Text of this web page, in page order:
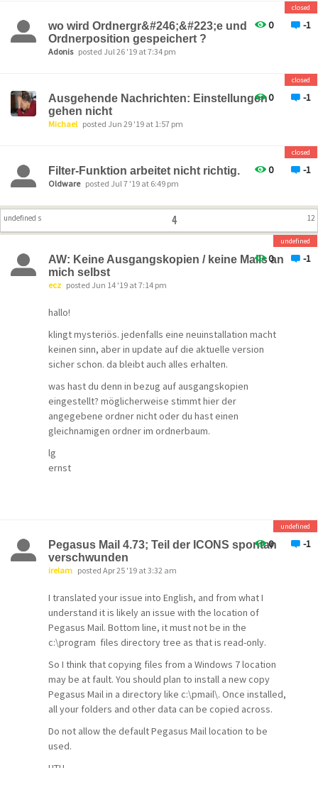
0 -1
closed
wo wird Ordnergr&#246;&#223;e und
Ordnerposition gespeichert ?
Adonis posted Jul 26 '19 at 7:34 pm
0 -1
closed
Ausgehende Nachrichten: Einstellungen
gehen nicht
Michael posted Jun 29 '19 at 1:57 pm
0 -1
closed
Filter-Funktion arbeitet nicht richtig.
Oldware posted Jul 7 '19 at 6:49 pm
undefined s 4 12
0 -1
undefined
AW: Keine Ausgangskopien / keine Mails an
mich selbst
ecz posted Jun 14 '19 at 7:14 pm
hallo!
klingt mysteriös. jedenfalls eine neuinstallation macht
keinen sinn, aber in update auf die aktuelle version
sicher schon. da bleibt auch alles erhalten.
was hast du denn in bezug auf ausgangskopien
eingestellt? möglicherweise stimmt hier der
angegebene ordner nicht oder du hast einen
gleichnamigen ordner im ordnerbaum.
lg
ernst
0 -1
undefined
Pegasus Mail 4.73; Teil der ICONS spontan
verschwunden
irelam posted Apr 25 '19 at 3:32 am
I translated your issue into English, and from what I
understand it is likely an issue with the location of
Pegasus Mail. Bottom line, it must not be in the
c:\program files directory tree as that is read-only.
So I think that copying files from a Windows 7 location
may be at fault. You should plan to install a new copy
Pegasus Mail in a directory like c:\pmail\. Once installed,
all your folders and other data can be copied across.
Do not allow the default Pegasus Mail location to be
used.
HTH